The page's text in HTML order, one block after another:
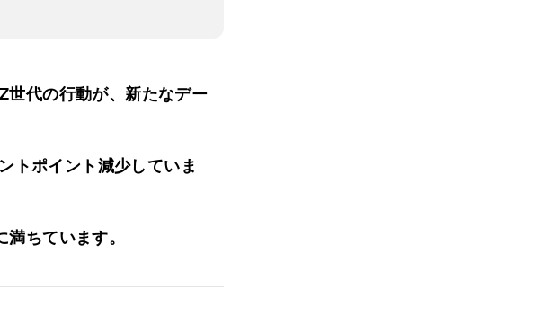
世代の行動が、新たなデー
トポイント減少していま
ちています。